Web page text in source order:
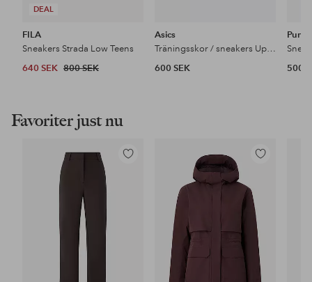
DEAL
FILA
Sneakers Strada Low Teens
640 SEK 800 SEK
Asics
Träningsskor / sneakers Upcourt 6 GS
600 SEK
Puma
500
Favoriter just nu
Lägg
Lägg
favoriter